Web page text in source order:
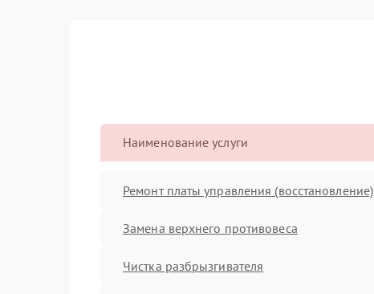
Наименование услуги
Ремонт платы управления (восстановление)
Замена верхнего противовеса
Чистка разбрызгивателя